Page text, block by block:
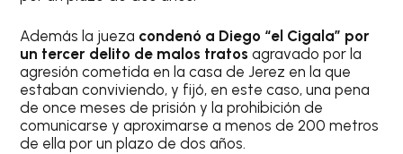
Además la jueza condenó a Diego “el Cigala” por
un tercer delito de malos tratosagravado por la
agresión cometida en la casa de Jerez en la que
estaban conviviendo, y fijó, en este caso, una pena
de once meses de prisión y la prohibición de
comunicarse y aproximarse a menos de 200 metros
de ella por un plazo de dos años.